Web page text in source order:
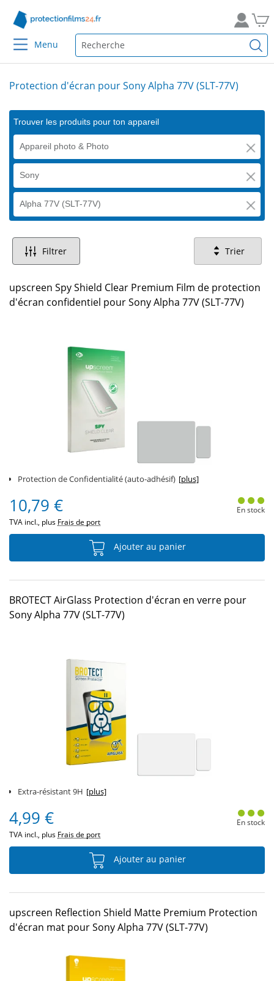
Menu
Protection d'écran pour Sony Alpha 77V (SLT-77V)
Trouver les produits pour ton appareil
Appareil photo & Photo
Sony
Alpha 77V (SLT-77V)
Filtrer Trier
upscreen Spy Shield Clear Premium Film de protection
d'écran confidentiel pour Sony Alpha 77V (SLT-77V)
Protection de Confidentialité (auto-adhésif) [plus]
10,79 €
TVA incl., plus Frais de port
En stock
Ajouter au panier
BROTECT AirGlass Protection d'écran en verre pour
Sony Alpha 77V (SLT-77V)
Extra-résistant 9H [plus]
4,99 €
TVA incl., plus Frais de port
En stock
Ajouter au panier
upscreen Reflection Shield Matte Premium Protection
d'écran mat pour Sony Alpha 77V (SLT-77V)